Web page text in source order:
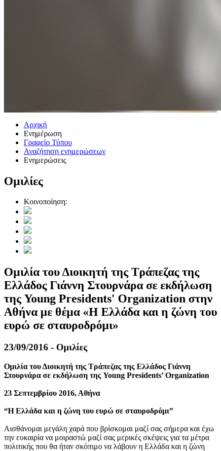
Αρχική
Ενημέρωση
Γραφείο Τύπου
Αναζήτηση ενημερώσεων
Ενημερώσεις
Ομιλίες
Κοινοποίηση:
Oμιλία του Διοικητή της Τράπεζας της
Ελλάδος Γιάννη Στουρνάρα σε εκδήλωση
της Young Presidents' Organization στην
Αθήνα με θέμα «Η Ελλάδα και η ζώνη του
ευρώ σε σταυροδρόμι»
23/09/2016 - Ομιλίες
Ομιλία του Διοικητή της Τράπεζας της Ελλάδος Γιάννη
Στουρνάρα σε εκδήλωση της Young Presidents’ Organization
23 Σεπτεμβρίου 2016, Αθήνα
“Η Ελλάδα και η ζώνη του ευρώ σε σταυροδρόμι”
Αισθάνομαι μεγάλη χαρά που βρίσκομαι μαζί σας σήμερα και έχω
την ευκαιρία να μοιραστώ μαζί σας μερικές σκέψεις για τα μέτρα
πολιτικής που θα ήταν σκόπιμο να λάβουν η Ελλάδα και η ζώνη